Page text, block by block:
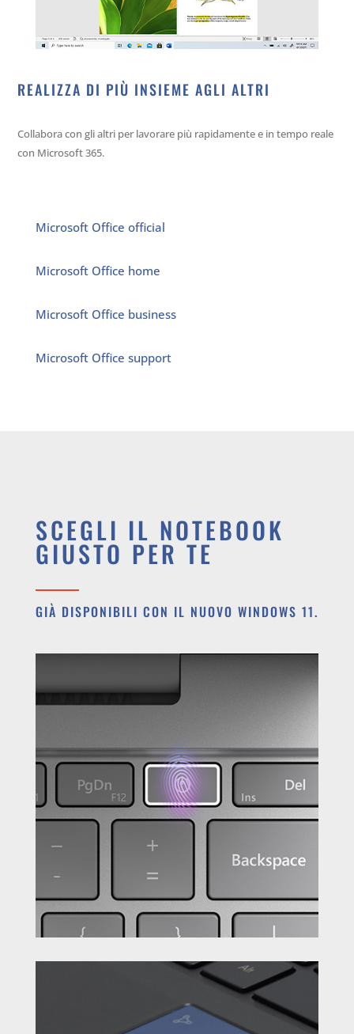
REALIZZA DI PIÙ INSIEME AGLI ALTRI
Collabora con gli altri per lavorare più rapidamente e in tempo reale
con Microsoft 365.
Microsoft Office official
Microsoft Office home
Microsoft Office business
Microsoft Office support
SCEGLI IL NOTEBOOK
GIUSTO PER TE
GIÀ DISPONIBILI CON IL NUOVO WINDOWS 11.